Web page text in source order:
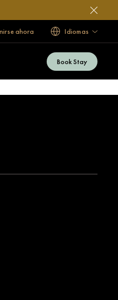
ahora Idiomas
Book Stay